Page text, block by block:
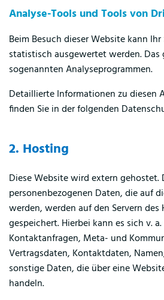
Analyse-Tools und Tools von
Beim Besuch dieser Website kann
statistisch ausgewertet werden.
sogenannten Analyseprogrammen.
Detaillierte Informationen zu diesen
finden Sie in der folgenden
2. Hosting
Diese Website wird extern gehostet.
personenbezogenen Daten, die auf
werden, werden auf den Servern des
gespeichert. Hierbei kann es sich v.
Kontaktanfragen, Meta- und
Vertragsdaten, Kontaktdaten,
sonstige Daten, die über eine
handeln.